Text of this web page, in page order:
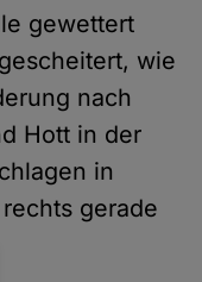
gewettert
wie
nach
Hott in der
in
gerade